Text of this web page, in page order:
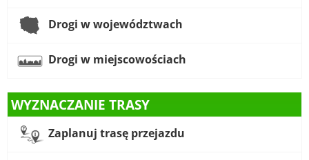
Drogi w województwach
Drogi w miejscowościach
WYZNACZANIE TRASY
Zaplanuj trasę przejazdu